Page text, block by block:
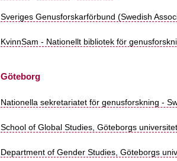
Sveriges Genusforskarförbund (Swedish
KvinnSam - Nationellt bibliotek för
Göteborg
Nationella sekretariatet för genusforskning -
School of Global Studies, Göteborgs universitet
Department of Gender Studies, Göteborgs